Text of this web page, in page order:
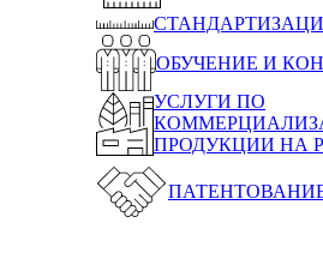
ОБУЧЕНИЕ И
УСЛУГИ ПО
ПРОДУКЦИИ НА